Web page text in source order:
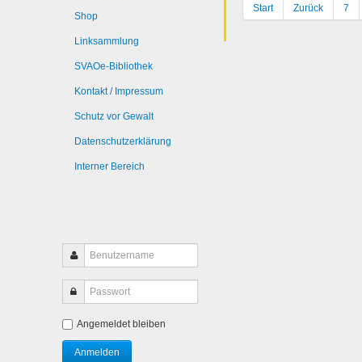
Start Zurück 7
Shop
Linksammlung
SVAOe-Bibliothek
Kontakt / Impressum
Schutz vor Gewalt
Datenschutzerklärung
Interner Bereich
Angemeldet bleiben